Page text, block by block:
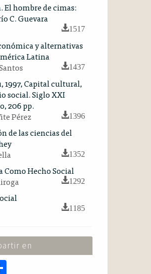
El hombre de cimas:
C. Guevara
1517
y alternativas
Latina
1437
1997, Capital cultural,
social. Siglo XXI
206 pp.
Pérez
1396
de las ciencias del
1352
Como Hecho Social
1292
1185
en